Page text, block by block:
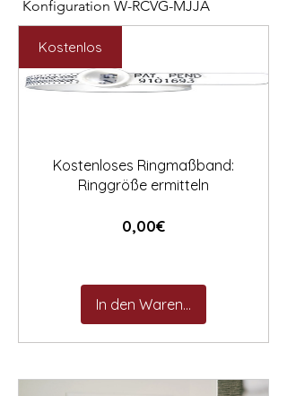
Konfiguration W-RCVG-MJJA
Preis
2.531,00 €
Preis
Kostenlos
Kostenloses Ringmaßband:
Ringgröße ermitteln
0,00€Preis
In den Warenkorb